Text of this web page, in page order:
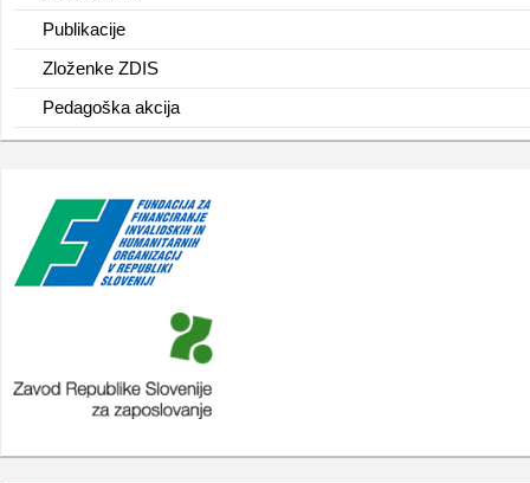
Publikacije
Zloženke ZDIS
Pedagoška akcija